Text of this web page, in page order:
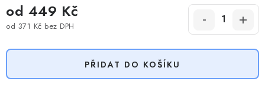
od 449 Kč
od 371 Kč bez DPH
PŘIDAT DO KOŠÍKU